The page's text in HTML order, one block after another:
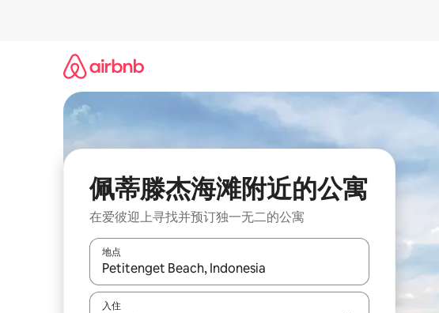
佩蒂滕杰海滩附近的公寓
在爱彼迎上寻找并预订独一无二的公寓
地点
如有搜索结果，请使用上下方向键查看，或通过点击或滑动手势浏览。
入住